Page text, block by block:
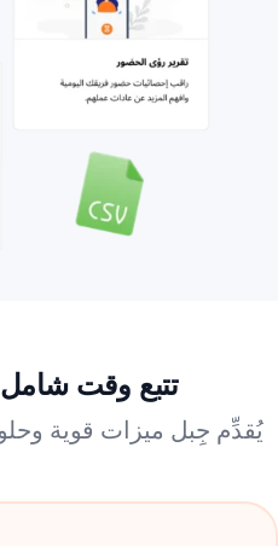
تتبع وقت
يُقدِّم جِبل ميزات قوية